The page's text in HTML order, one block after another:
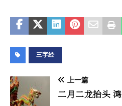
三字经
上一篇
二月二龙抬头